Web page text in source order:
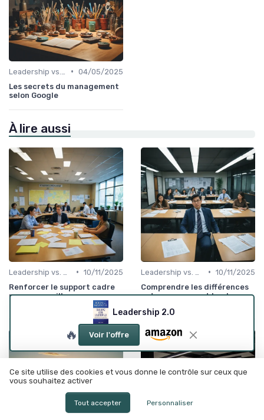
• 04/05/2025
Les secrets du management
selon Google
À lire aussi
• 10/11/2025
Renforcer le support cadre
pour une meilleure
performance managériale
• 10/11/2025
Comprendre les différences
entre manager et leader : ce
Leadership 2.0
🔥 Voir l'offre
Ce site utilise des cookies et vous donne le contrôle sur ceux que
vous souhaitez activer
Tout accepter Personnaliser